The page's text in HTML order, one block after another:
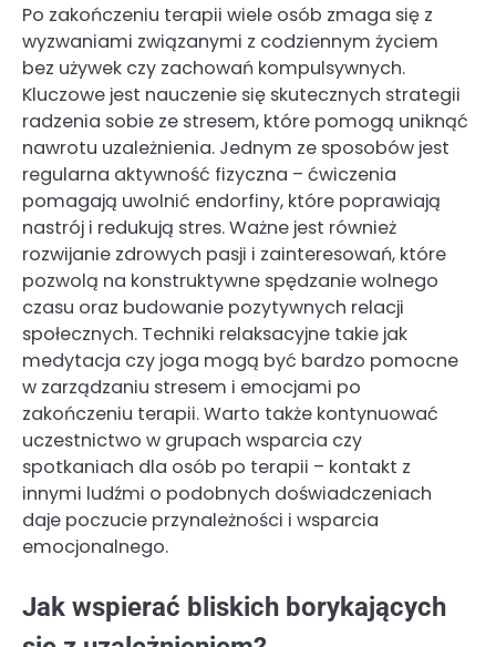
Po zakończeniu terapii wiele osób zmaga się z
wyzwaniami związanymi z codziennym życiem
bez używek czy zachowań kompulsywnych.
Kluczowe jest nauczenie się skutecznych strategii
radzenia sobie ze stresem, które pomogą uniknąć
nawrotu uzależnienia. Jednym ze sposobów jest
regularna aktywność fizyczna – ćwiczenia
pomagają uwolnić endorfiny, które poprawiają
nastrój i redukują stres. Ważne jest również
rozwijanie zdrowych pasji i zainteresowań, które
pozwolą na konstruktywne spędzanie wolnego
czasu oraz budowanie pozytywnych relacji
społecznych. Techniki relaksacyjne takie jak
medytacja czy joga mogą być bardzo pomocne
w zarządzaniu stresem i emocjami po
zakończeniu terapii. Warto także kontynuować
uczestnictwo w grupach wsparcia czy
spotkaniach dla osób po terapii – kontakt z
innymi ludźmi o podobnych doświadczeniach
daje poczucie przynależności i wsparcia
emocjonalnego.
Jak wspierać bliskich borykających